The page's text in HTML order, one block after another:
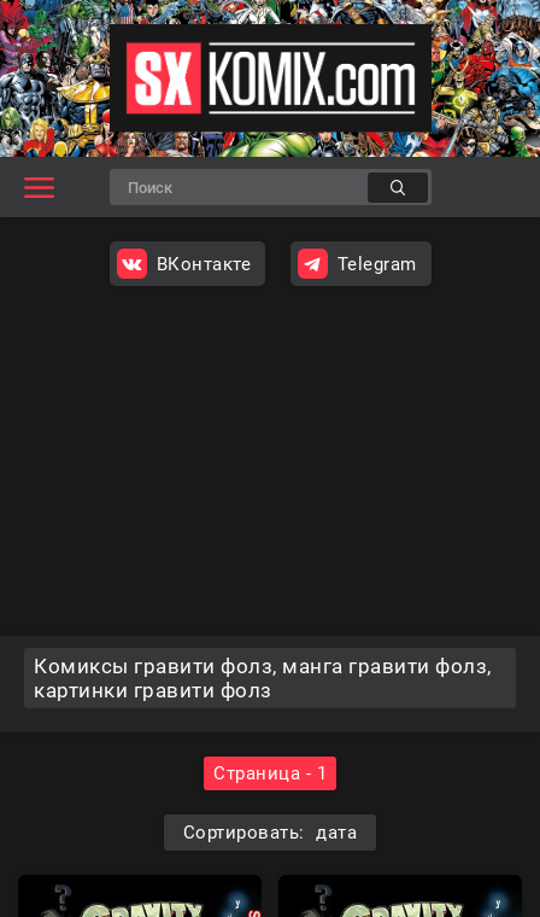
ВКонтакте Telegram
Комиксы гравити фолз, манга гравити фолз,
картинки гравити фолз
Страница - 1
Сортировать: дата